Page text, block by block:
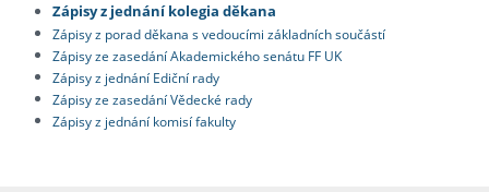
Zápisy z jednání kolegia děkana
Zápisy z porad děkana s vedoucími základních součástí
Zápisy ze zasedání Akademického senátu FF UK
Zápisy z jednání Ediční rady
Zápisy ze zasedání Vědecké rady
Zápisy z jednání komisí fakulty